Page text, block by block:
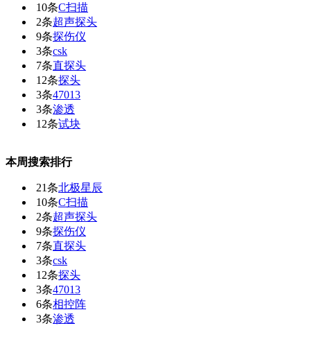
10条C扫描
2条超声探头
9条探伤仪
3条csk
7条直探头
12条探头
3条47013
3条渗透
12条试块
本周搜索排行
21条北极星辰
10条C扫描
2条超声探头
9条探伤仪
7条直探头
3条csk
12条探头
3条47013
6条相控阵
3条渗透